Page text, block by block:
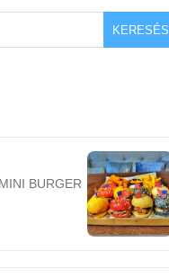
KERESÉS
BURGER